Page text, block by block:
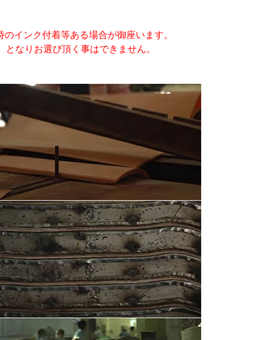
インク付着等ある場合が御座います。
なりお選び頂く事はできません。